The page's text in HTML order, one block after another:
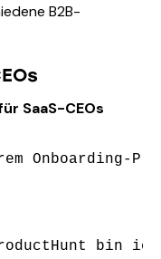
B2B-
SaaS-CEOs
Onboarding-
bin